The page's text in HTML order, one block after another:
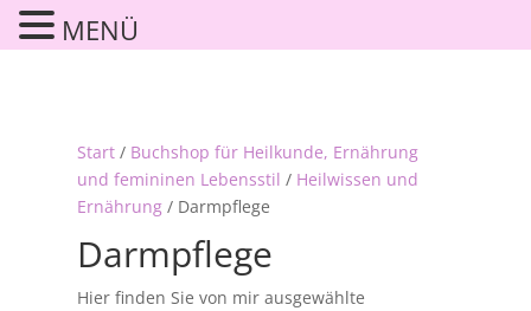
Start/ Buchshop für Heilkunde, Ernährung
und femininen Lebensstil / Heilwissen und
Ernährung/ Darmpflege
Darmpflege
Hier finden Sie von mir ausgewählte
MENÜ